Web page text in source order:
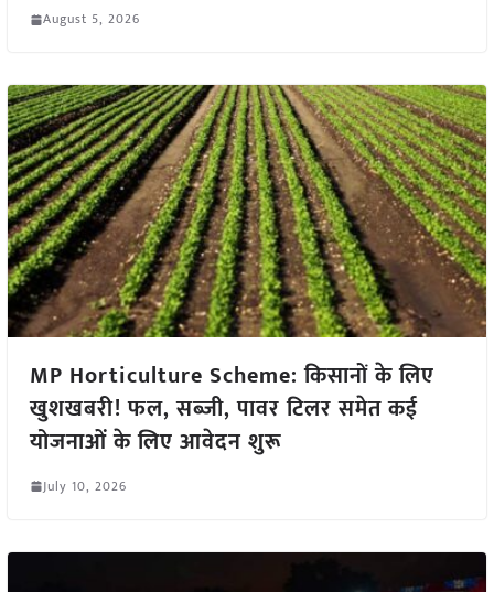
August 5, 2026
MP Horticulture Scheme: किसानों के लिए
खुशखबरी! फल, सब्जी, पावर टिलर समेत कई
योजनाओं के लिए आवेदन शुरू
July 10, 2026